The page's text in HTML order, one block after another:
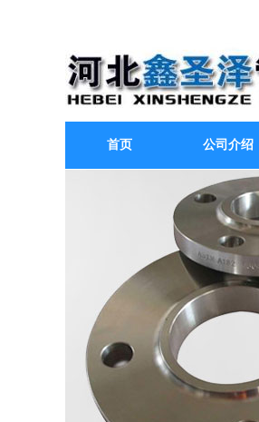
首页 公司介绍